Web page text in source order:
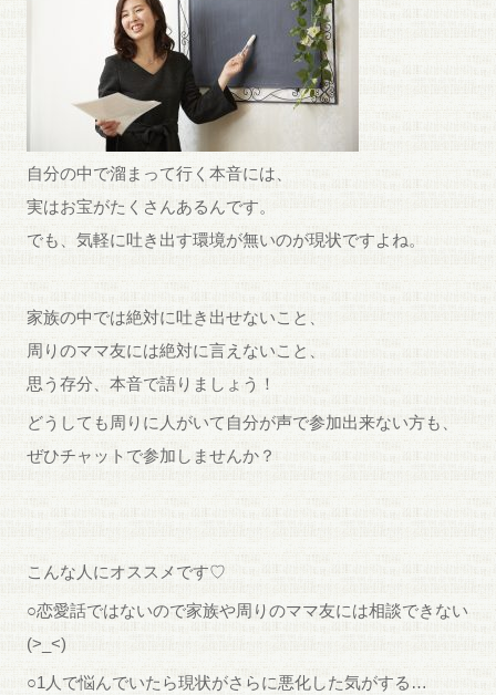
自分の中で溜まって行く本音には、
実はお宝がたくさんあるんです。
でも、気軽に吐き出す環境が無いのが現状ですよね。
家族の中では絶対に吐き出せないこと、
周りのママ友には絶対に言えないこと、
思う存分、本音で語りましょう！
どうしても周りに人がいて自分が声で参加出来ない方も、
ぜひチャットで参加しませんか？
こんな人にオススメです♡
○恋愛話ではないので家族や周りのママ友には相談できない
(>_<)
○1人で悩んでいたら現状がさらに悪化した気がする…